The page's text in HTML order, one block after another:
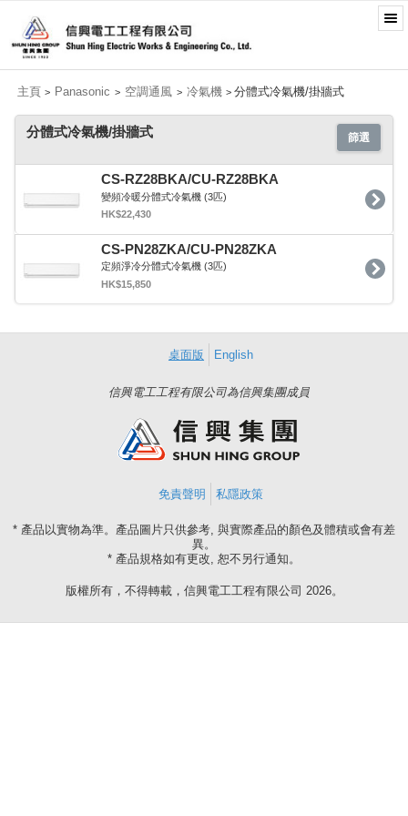
主頁 > Panasonic > 空調通風 > 冷氣機 > 分體式冷氣機/掛牆式
篩選
分體式冷氣機/掛牆式
CS-RZ28BKA/CU-RZ28BKA
變頻冷暖分體式冷氣機 (3匹)
HK$22,430
CS-PN28ZKA/CU-PN28ZKA
定頻淨冷分體式冷氣機 (3匹)
HK$15,850
桌面版 English
信興電工工程有限公司為信興集團成員
免責聲明 私隱政策
* 產品以實物為準。產品圖片只供參考, 與實際產品的顏色及體積或會有差
異。
* 產品規格如有更改, 恕不另行通知。
版權所有，不得轉載，信興電工工程有限公司 2026。